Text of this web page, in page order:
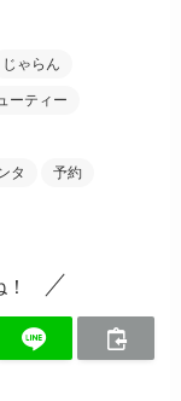
じゃらん
ーティー
タ 予約